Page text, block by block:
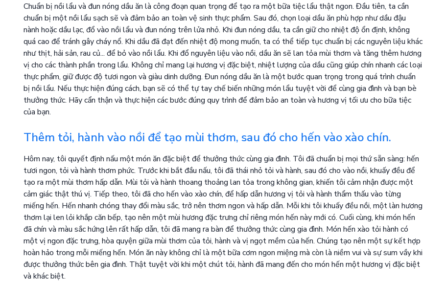
Chuẩn bị nồi lẩu và đun nóng dầu ăn là công đoạn quan trọng để tạo ra một bữa tiệc lẩu thật ngon. Đầu tiên, ta cần
chuẩn bị một nồi lẩu sạch sẽ và đảm bảo an toàn vệ sinh thực phẩm. Sau đó, chọn loại dầu ăn phù hợp như dầu đậu
nành hoặc dầu lạc, đổ vào nồi lẩu và đun nóng trên lửa nhỏ. Khi đun nóng dầu, ta cần giữ cho nhiệt độ ổn định, không
quá cao để tránh gây cháy nổ. Khi dầu đã đạt đến nhiệt độ mong muốn, ta có thể tiếp tục chuẩn bị các nguyên liệu khác
như thịt, hải sản, rau củ... để bỏ vào nồi lẩu. Khi đổ nguyên liệu vào nồi, dầu ăn sẽ lan tỏa mùi thơm và tăng thêm hương
vị cho các thành phần trong lẩu. Không chỉ mang lại hương vị đặc biệt, nhiệt lượng của dầu cũng giúp chín nhanh các loại
thực phẩm, giữ được độ tươi ngon và giàu dinh dưỡng. Đun nóng dầu ăn là một bước quan trọng trong quá trình chuẩn
bị nồi lẩu. Nếu thực hiện đúng cách, bạn sẽ có thể tự tay chế biến những món lẩu tuyệt vời để cùng gia đình và bạn bè
thưởng thức. Hãy cẩn thận và thực hiện các bước đúng quy trình để đảm bảo an toàn và hương vị tối ưu cho bữa tiệc
của bạn.
Thêm tỏi, hành vào nồi để tạo mùi thơm, sau đó cho hến vào xào chín.
Hôm nay, tôi quyết định nấu một món ăn đặc biệt để thưởng thức cùng gia đình. Tôi đã chuẩn bị mọi thứ sẵn sàng: hến
tươi ngon, tỏi và hành thơm phức. Trước khi bắt đầu nấu, tôi đã thái nhỏ tỏi và hành, sau đó cho vào nồi, khuấy đều để
tạo ra một mùi thơm hấp dẫn. Mùi tỏi và hành thoang thoảng lan tỏa trong không gian, khiến tôi cảm nhận được một
cảm giác thật thú vị. Tiếp theo, tôi đã cho hến vào xào chín, để hấp dẫn hương vị tỏi và hành thẩm thấu vào từng
miếng hến. Hến nhanh chóng thay đổi màu sắc, trở nên thơm ngon và hấp dẫn. Mỗi khi tôi khuấy đều nồi, một làn hương
thơm lại len lỏi khắp căn bếp, tạo nên một mùi hương đặc trưng chỉ riêng món hến này mới có. Cuối cùng, khi món hến
đã chín và màu sắc hứng lên rất hấp dẫn, tôi đã mang ra bàn để thưởng thức cùng gia đình. Món hến xào tỏi hành có
một vị ngon đặc trưng, hòa quyện giữa mùi thơm của tỏi, hành và vị ngọt mềm của hến. Chúng tạo nên một sự kết hợp
hoàn hảo trong mỗi miếng hến. Món ăn này không chỉ là một bữa cơm ngon miệng mà còn là niềm vui và sự sum vầy khi
được thưởng thức bên gia đình. Thật tuyệt vời khi một chút tỏi, hành đã mang đến cho món hến một hương vị đặc biệt
và khác biệt.